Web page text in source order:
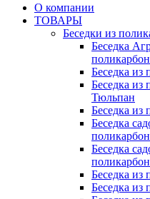
О компании
ТОВАРЫ
Беседки из
Беседка
Беседка из
Беседка из
Тюльпан
Беседка из
Беседка
Беседка
Беседка из
Беседка из